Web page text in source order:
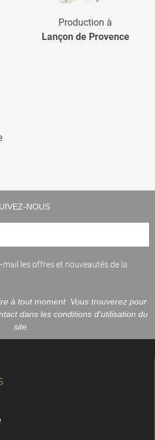
Production à
Lançon de Provence
NOUS
mail les offres et nouveautés de la
à tout moment. Vous trouverez pour
dans les conditions d'utilisation du
site.